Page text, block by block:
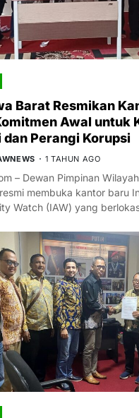
Barat Resmikan
Awal untuk
Perangi Korupsi
1 TAHUN AGO
– Dewan Pimpinan
membuka kantor baru
Watch (IAW) yang